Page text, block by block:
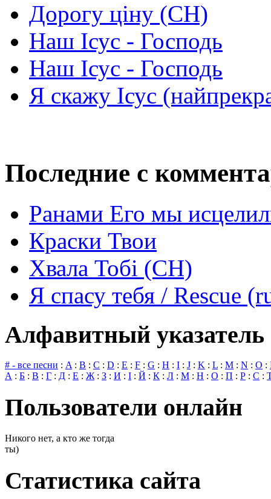
Дорогу ціну (СН)
Наш Ісус - Господь
Наш Ісус - Господь
Я скажу Ісус
Последние с
Ранами Его мы
Краски Твои
Хвала Тобі (СН)
Я спасу тебя / Rescue
Алфавитный указатель
# - все песни : A : B : C : D : E : F : G : H : I : J : K : L : M : N : O :
А : Б : В : Г : Д : Е : Ж : З : И : І : Й : К : Л : М : Н : О : П : Р : С :
Пользователи онлайн
Никого нет, а кто же тогда
ты)
Статистика сайта